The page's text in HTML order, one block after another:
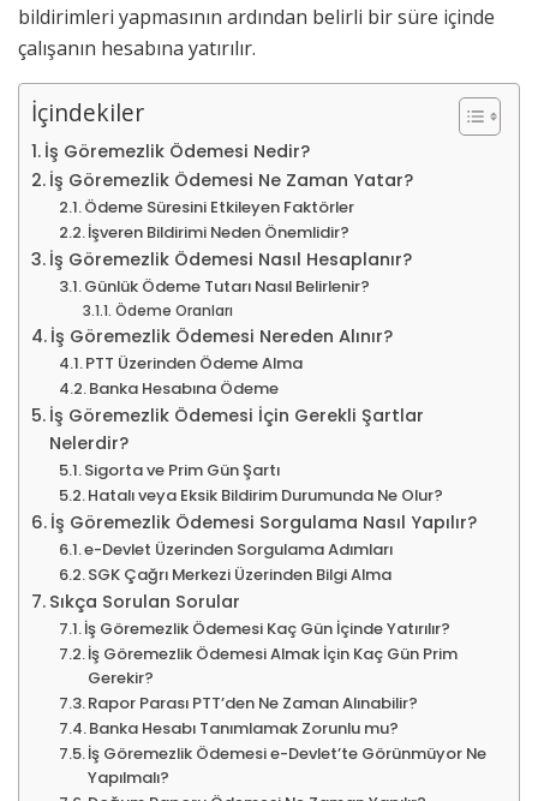
bildirimleri yapmasının ardından belirli bir süre içinde
çalışanın hesabına yatırılır.
İçindekiler
İş Göremezlik Ödemesi Nedir?
İş Göremezlik Ödemesi Ne Zaman Yatar?
Ödeme Süresini Etkileyen Faktörler
İşveren Bildirimi Neden Önemlidir?
İş Göremezlik Ödemesi Nasıl Hesaplanır?
Günlük Ödeme Tutarı Nasıl Belirlenir?
Ödeme Oranları
İş Göremezlik Ödemesi Nereden Alınır?
PTT Üzerinden Ödeme Alma
Banka Hesabına Ödeme
İş Göremezlik Ödemesi İçin Gerekli Şartlar
Nelerdir?
Sigorta ve Prim Gün Şartı
Hatalı veya Eksik Bildirim Durumunda Ne Olur?
İş Göremezlik Ödemesi Sorgulama Nasıl Yapılır?
e-Devlet Üzerinden Sorgulama Adımları
SGK Çağrı Merkezi Üzerinden Bilgi Alma
Sıkça Sorulan Sorular
İş Göremezlik Ödemesi Kaç Gün İçinde Yatırılır?
İş Göremezlik Ödemesi Almak İçin Kaç Gün Prim
Gerekir?
Rapor Parası PTT’den Ne Zaman Alınabilir?
Banka Hesabı Tanımlamak Zorunlu mu?
İş Göremezlik Ödemesi e-Devlet’te Görünmüyor Ne
Yapılmalı?